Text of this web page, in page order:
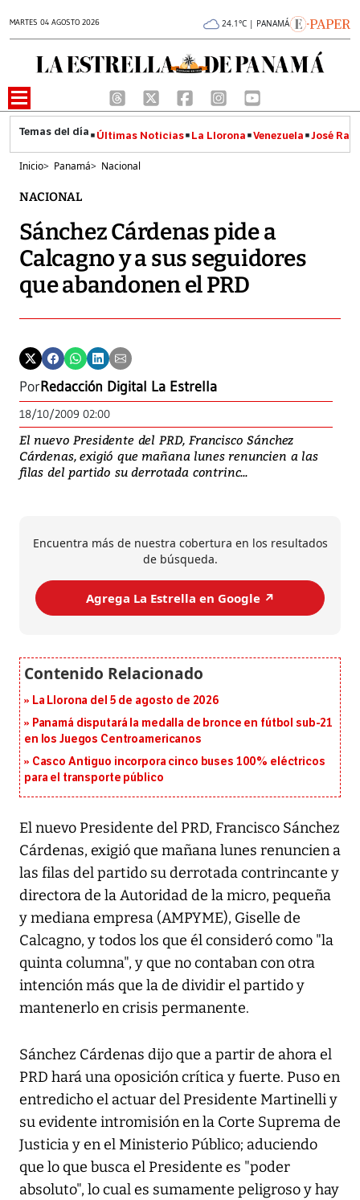
MARTES 04 AGOSTO 2026 24.1°C | PANAMÁ
Últimas Noticias La Llorona Venezuela José
Inicio> Panamá> Nacional
NACIONAL
Sánchez Cárdenas pide a
Calcagno y a sus seguidores
que abandonen el PRD
PorRedacción Digital La Estrella
18/10/2009 02:00
El nuevo Presidente del PRD, Francisco Sánchez
Cárdenas, exigió que mañana lunes renuncien a las
filas del partido su derrotada contrinc...
Encuentra más de nuestra cobertura en los resultados
de búsqueda.
Agrega La Estrella en Google ↗️
La Llorona del 5 de agosto de 2026
Panamá disputará la medalla de bronce en fútbol sub-21
en los Juegos Centroamericanos
Casco Antiguo incorpora cinco buses 100% eléctricos
para el transporte público
El nuevo Presidente del PRD, Francisco Sánchez
Cárdenas, exigió que mañana lunes renuncien a
las filas del partido su derrotada contrincante y
directora de la Autoridad de la micro, pequeña
y mediana empresa (AMPYME), Giselle de
Calcagno, y todos los que él consideró como "la
quinta columna", y que no contaban con otra
intención más que la de dividir el partido y
mantenerlo en crisis permanente.
Sánchez Cárdenas dijo que a partir de ahora el
PRD hará una oposición crítica y fuerte. Puso en
entredicho el actuar del Presidente Martinelli y
su evidente intromisión en la Corte Suprema de
Justicia y en el Ministerio Público; aduciendo
que lo que busca el Presidente es "poder
absoluto", lo cual es sumamente peligroso y hay